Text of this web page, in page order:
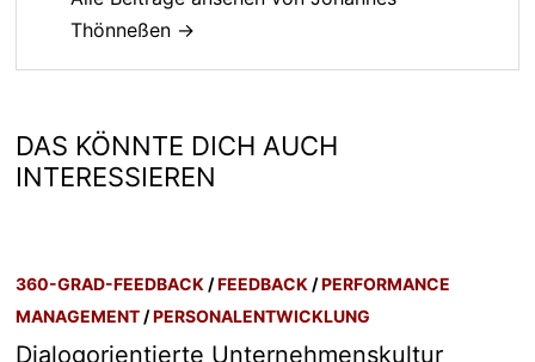
Thönneßen →
DAS KÖNNTE DICH AUCH
INTERESSIEREN
360-GRAD-FEEDBACK /FEEDBACK /PERFORMANCE
MANAGEMENT /PERSONALENTWICKLUNG
Dialogorientierte Unternehmenskultur